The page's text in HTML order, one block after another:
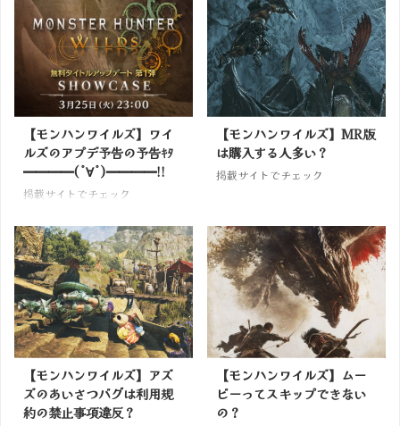
【モンハンワイルズ】ワイ
ルズのアプデ予告の予告ｷﾀ
━━━━(ﾟ∀ﾟ)━━━━!!
掲載サイトでチェック
【モンハンワイルズ】MR版
は購入する人多い？
掲載サイトでチェック
【モンハンワイルズ】アズ
ズのあいさつバグは利用規
約の禁止事項違反？
【モンハンワイルズ】ムー
ビーってスキップできない
の？